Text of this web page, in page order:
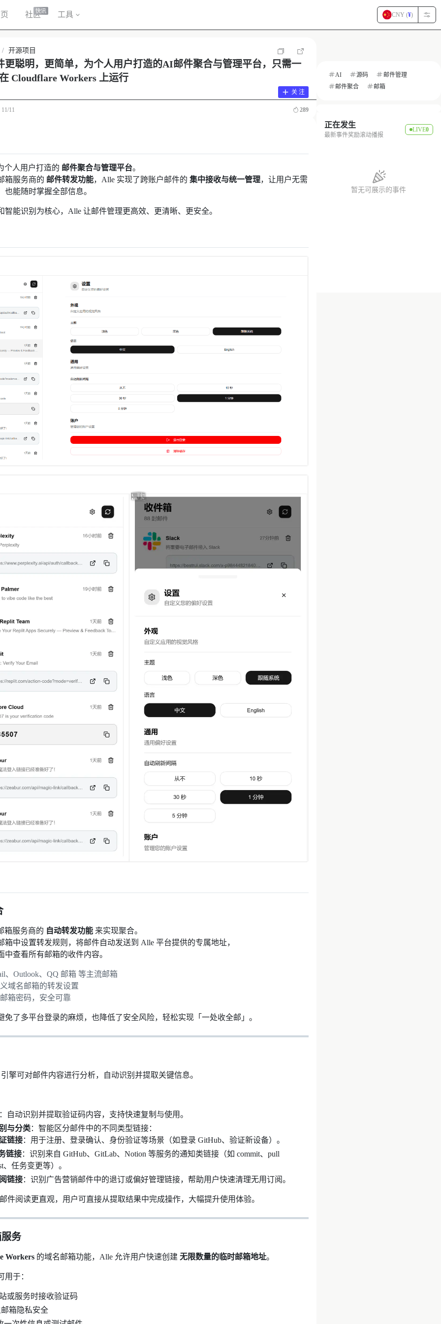
社区快讯 工具 CNY (¥)
/ 开源项目
更聪明，更简单，为个人用户打造的AI邮件聚合与管理平台，只需一
Cloudflare Workers 上运行
关 注
11/11 289
个人用户打造的 邮件聚合与管理平台。
箱服务商的 邮件转发功能，Alle 实现了跨账户邮件的集中接收与统一管理，让用户无需
也能随时掌握全部信息。
智能识别为核心，Alle 让邮件管理更高效、更清晰、更安全。
箱服务商的 自动转发功能 来实现聚合。
箱中设置转发规则，将邮件自动发送到 Alle 平台提供的专属地址，
中查看所有邮箱的收件内容。
、Outlook、QQ 邮箱 等主流邮箱
域名邮箱的转发设置
箱密码，安全可靠
免了多平台登录的麻烦，也降低了安全风险，轻松实现「一处收全邮」。
擎可对邮件内容进行分析，自动识别并提取关键信息。
自动识别并提取验证码内容，支持快速复制与使用。
与分类：智能区分邮件中的不同类型链接：
链接：用于注册、登录确认、身份验证等场景（如登录 GitHub、验证新设备）。
链接：识别来自 GitHub、GitLab、Notion 等服务的通知类链接（如 commit、pull
、任务变更等）。
链接：识别广告营销邮件中的退订或偏好管理链接，帮助用户快速清理无用订阅。
件阅读更直观，用户可直接从提取结果中完成操作，大幅提升使用体验。
务
Workers 的域名邮箱功能，Alle 允许用户快速创建无限数量的临时邮箱地址。
用于：
或服务时接收验证码
箱隐私安全
AI 源码
邮件管理
邮件聚合
邮箱
正在发生
最新事件奖励滚动播报
LIVE0
暂无可展示的事件